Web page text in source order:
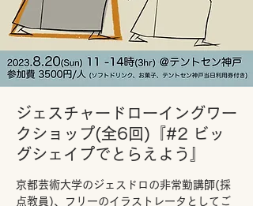
ジェスチャードローイングワー
クショップ(全6回)『#2 ビッ
グシェイプでとらえよう』
京都芸術大学のジェスドロの非常勤講師(採
点教員)、フリーのイラストレータとしてご